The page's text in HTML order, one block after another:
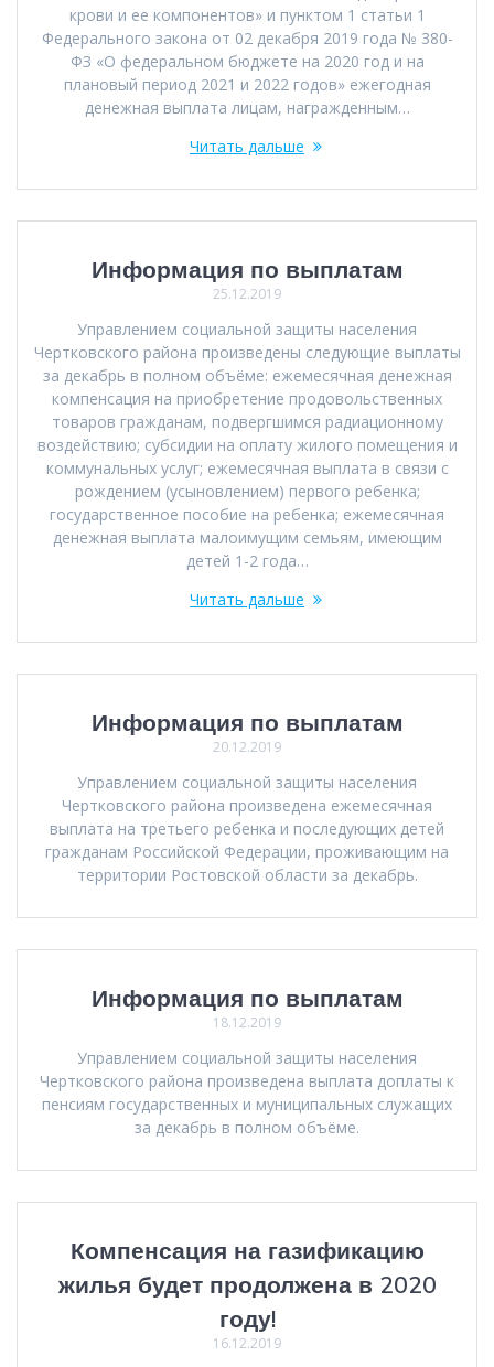
крови и ее компонентов» и пунктом 1 статьи 1
Федерального закона от 02 декабря 2019 года № 380-
ФЗ «О федеральном бюджете на 2020 год и на
плановый период 2021 и 2022 годов» ежегодная
денежная выплата лицам, награжденным…
Читать дальше
Информация по выплатам
25.12.2019
Управлением социальной защиты населения
Чертковского района произведены следующие выплаты
за декабрь в полном объёме: ежемесячная денежная
компенсация на приобретение продовольственных
товаров гражданам, подвергшимся радиационному
воздействию; субсидии на оплату жилого помещения и
коммунальных услуг; ежемесячная выплата в связи с
рождением (усыновлением) первого ребенка;
государственное пособие на ребенка; ежемесячная
денежная выплата малоимущим семьям, имеющим
детей 1-2 года…
Читать дальше
Информация по выплатам
20.12.2019
Управлением социальной защиты населения
Чертковского района произведена ежемесячная
выплата на третьего ребенка и последующих детей
гражданам Российской Федерации, проживающим на
территории Ростовской области за декабрь.
Информация по выплатам
18.12.2019
Управлением социальной защиты населения
Чертковского района произведена выплата доплаты к
пенсиям государственных и муниципальных служащих
за декабрь в полном объёме.
Компенсация на газификацию
жилья будет продолжена в 2020
году!
16.12.2019